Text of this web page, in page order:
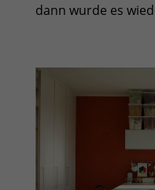
dann wurde es